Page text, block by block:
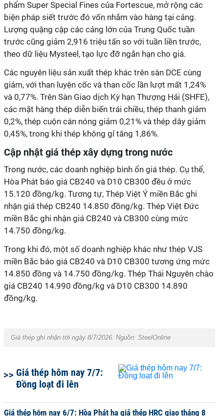
phẩm Super Special Fines của Fortescue, mở rộng các
biện pháp siết trước đó vốn nhắm vào hàng tại cảng.
Lượng quặng cập các cảng lớn của Trung Quốc tuần
trước cũng giảm 2,916 triệu tấn so với tuần liền trước,
theo dữ liệu Mysteel, tạo lực đỡ ngắn hạn cho giá.
Các nguyên liệu sản xuất thép khác trên sàn DCE cùng
giảm, với than luyện cốc và than cốc lần lượt mất 1,24%
và 0,77%. Trên Sàn Giao dịch Kỳ hạn Thượng Hải (SHFE),
các mặt hàng thép diễn biến trái chiều, thép thanh giảm
0,2%, thép cuộn cán nóng giảm 0,21% và thép dây giảm
0,45%, trong khi thép không gỉ tăng 1,86%.
Cập nhật giá thép xây dựng trong nước
Trong nước, các doanh nghiệp bình ổn giá thép. Cụ thể,
Hòa Phát báo giá CB240 và D10 CB300 đều ở mức
15.120 đồng/kg. Tương tự, Thép Việt Ý miền Bắc ghi
nhận giá thép CB240 14.850 đồng/kg. Thép Việt Đức
miền Bắc ghi nhận giá CB240 và CB300 cùng mức
14.750 đồng/kg.
Trong khi đó, một số doanh nghiệp khác như thép VJS
miền Bắc báo giá CB240 và D10 CB300 tương ứng mức
14.850 đồng và 14.750 đồng/kg. Thép Thái Nguyên chào
giá CB240 14.990 đồng/kg và D10 CB300 14.890
đồng/kg.
Giá thép ghi nhận tới ngày 8/7/2026. Nguồn: SteelOnline
Giá thép hôm nay 7/7:
Đồng loạt đi lên
Giá thép hôm nay 6/7: Hòa Phát hạ giá thép HRC giao tháng 8